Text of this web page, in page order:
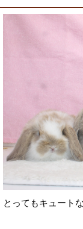
とってもキュート